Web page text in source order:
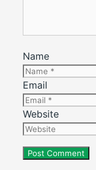
Name
Email
Website